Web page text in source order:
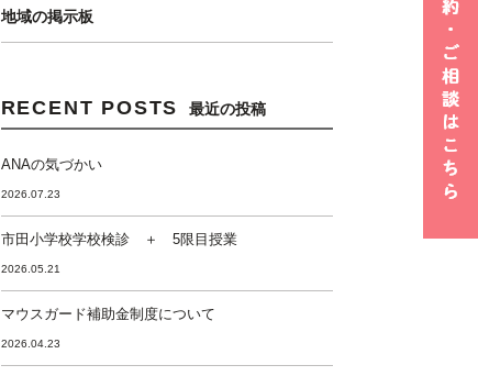
地域の掲示板
RECENT POSTS 最近の投稿
ANAの気づかい
2026.07.23
市田小学校学校検診 ＋ 5限目授業
2026.05.21
マウスガード補助金制度について
2026.04.23